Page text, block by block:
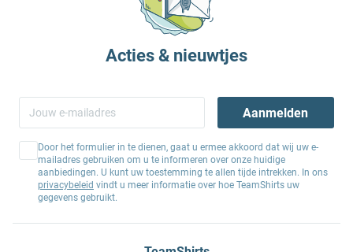
Acties & nieuwtjes
Aanmelden
Door het formulier in te dienen, gaat u ermee akkoord dat wij uw e-
mailadres gebruiken om u te informeren over onze huidige
aanbiedingen. U kunt uw toestemming te allen tijde intrekken. In ons
privacybeleid vindt u meer informatie over hoe TeamShirts uw
gegevens gebruikt.